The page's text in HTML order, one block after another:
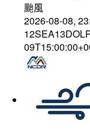
颱風
2026-08-08,